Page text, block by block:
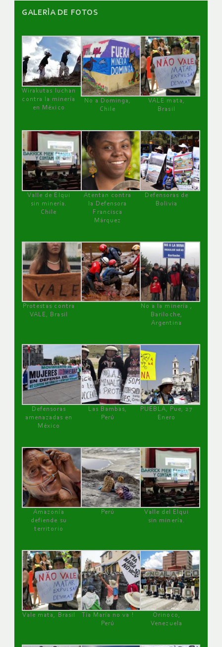
GALERÌA DE FOTOS
Wirakutas luchan
contra la minería
en México
No a Dominga,
Chile
VALE mata,
Brasil
Valle de Elqui
sin minería.
Chile
Atentan contra
la Defensora
Francisca
Márquez
Defensoras de
Bolivia
Protestas contra
VALE, Brasil
No a la minería ,
Bariloche,
Argentina
Defensoras
amenazadas en
México
Las Bambas,
Perú
PUEBLA, Pue, 27
Enero
Amazonía
defiende su
territorio
Perú
Valle del Elqui
sin minería.
Vale mata, Brasil
Tía María no va !
Perú
Orinoco,
Venezuela